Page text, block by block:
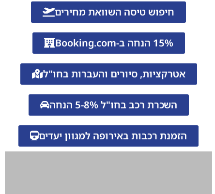
חיפוש טיסה השוואת מחירים
15% הנחה ב-Booking.com
אטרקציות, סיורים והעברות בחו"ל
השכרת רכב בחו"ל 5-8% הנחה
הזמנת רכבות באירופה למגוון יעדים